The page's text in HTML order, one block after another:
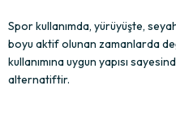
Spor kullanımda, yürüyüşte,
boyu aktif olunan zamanlarda
kullanımına uygun yapısı
alternatiftir.